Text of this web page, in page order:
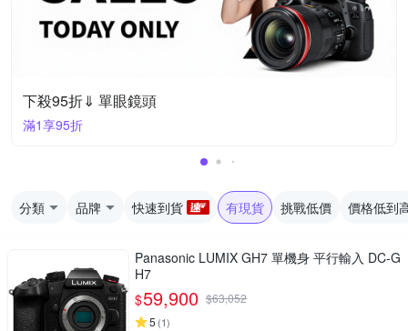
下殺95折⇓ 單眼鏡頭
滿1享95折
分類 品牌 快速到貨 有現貨 挑戰低價 價格低到
Panasonic LUMIX GH7 單機身 平行輸入 DC-G
H7
$59,900 $63,052
5 (1)